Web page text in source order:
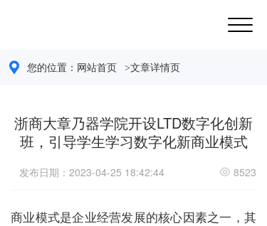
您的位置： 网站首页 >文章详情页
浙商大章乃器学院开设LTD数字化创新
班，引导学生学习数字化新商业模式
发布日期：2023-04-25 18:42:44 8523
商业模式是企业经营发展的核心因素之一，其